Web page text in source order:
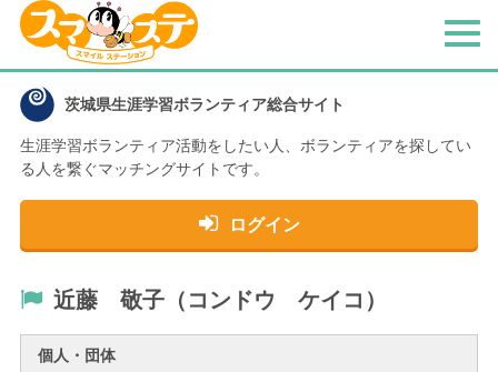
茨城県生涯学習ボランティア総合サイト
生涯学習ボランティア活動をしたい人、 ボランティアを探してい
る人を繋ぐマッチングサイトです。
ログイン
メ
近藤 敬子（コンドウ ケイコ）
個人・団体